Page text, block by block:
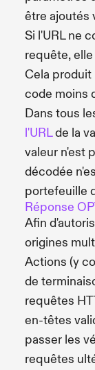
être ajoutés
Si l'URL ne
requête,
Cela produit
code moins
Dans tous
l'URLde la
valeur n'est
décodée
portefeuille
Réponse
Afin
origines
Actions (y
de
requêtes
en-têtes
passer les
requêtes